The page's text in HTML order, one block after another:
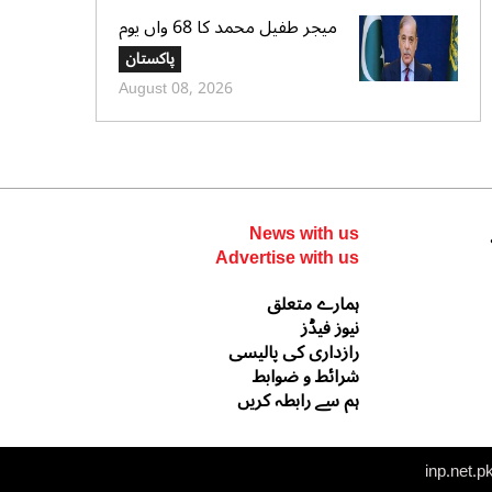
میجر طفیل محمد کا 68 واں یوم
شہادت عقیدت واحترام سے منایا
گیا، وزیراعظم و سروسز چیفس کا
خراجِ عقیدت
پاکستان
August 08, 2026
News with us
Advertise with us
ہمارے متعلق
نیوز فیڈز
رازداری کی پالیسی
شرائط و ضوابط
ہم سے رابطہ کریں